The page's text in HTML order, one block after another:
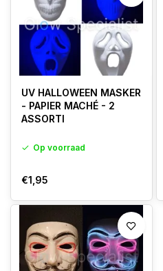
UV HALLOWEEN MASKER
- PAPIER MACHÉ - 2
ASSORTI
Op voorraad
€1,95